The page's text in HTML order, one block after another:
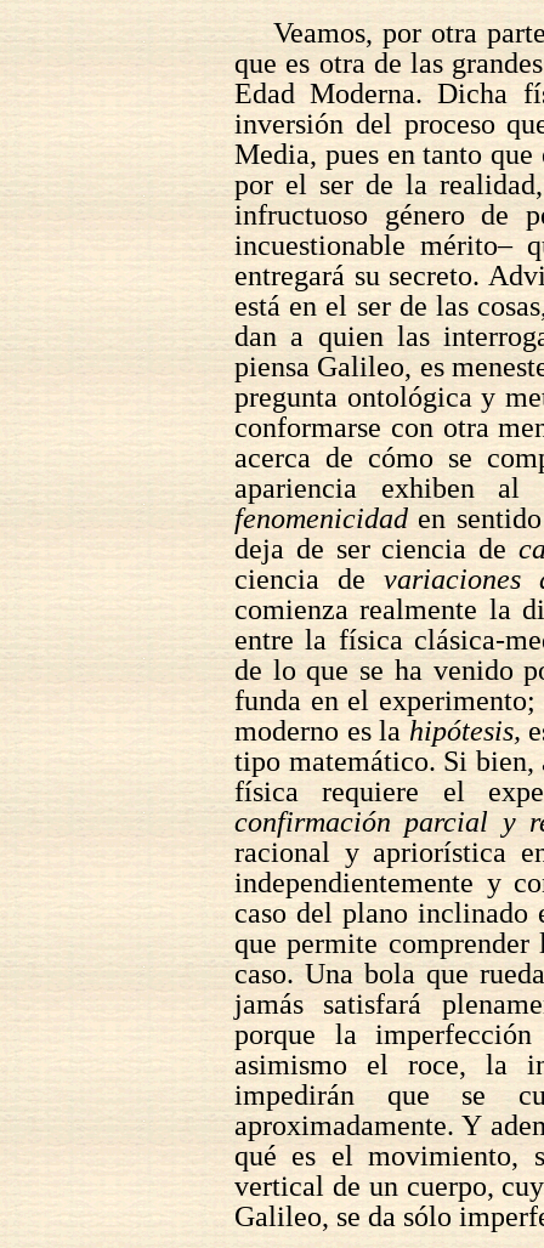
Veamos, por otra
que es otra de las
Edad Moderna. Dicha
inversión del proceso
Media, pues en tanto que
por el ser de la
infructuoso género de
incuestionable mérito–
entregará su secreto.
está en el ser de las
dan a quien las
piensa Galileo, es
pregunta ontológica y
conformarse con otra
acerca de cómo se
apariencia exhiben
fenomenicidad en
deja de ser ciencia de
ciencia de variaciones
comienza realmente la
entre la física clásica-
de lo que se ha venido
funda en el
moderno es la hipótesis,
tipo matemático. Si bien,
física requiere el
confirmación parcial y
racional y apriorística
independientemente y
caso del plano inclinado
que permite comprender
caso. Una bola que
jamás satisfará
porque la
asimismo el roce, la
impedirán que se
aproximadamente. Y
qué es el movimiento,
vertical de un cuerpo,
Galileo, se da sólo